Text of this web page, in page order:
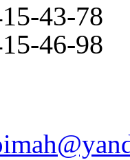
43-78
46-98